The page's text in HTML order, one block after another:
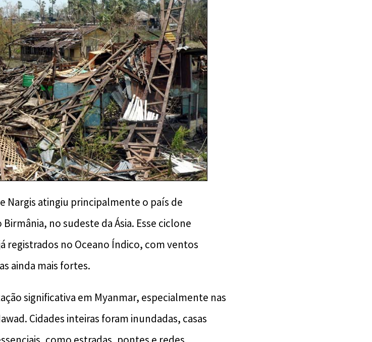
Nargis atingiu principalmente o país de
no sudeste da Ásia. Esse ciclone
registrados no Oceano Índico, com ventos
ainda mais fortes.
significativa em Myanmar, especialmente nas
Cidades inteiras foram inundadas, casas